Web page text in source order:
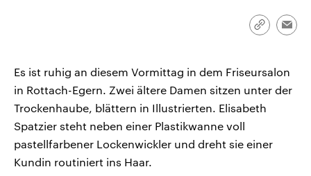
Link
Es ist ruhig an diesem Vormittag in dem Friseursalon
in Rottach-Egern. Zwei ältere Damen sitzen unter der
Trockenhaube, blättern in Illustrierten. Elisabeth
Spatzier steht neben einer Plastikwanne voll
pastellfarbener Lockenwickler und dreht sie einer
Kundin routiniert ins Haar.